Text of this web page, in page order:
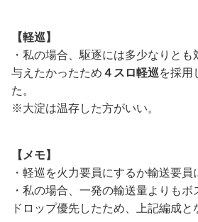
【軽巡】
・私の場合、駆逐には多少なりとも
与えたかったため ４スロ軽巡を採用
た。
※大淀は温存した方がいい。
【メモ】
・軽巡を火力要員にするか輸送要員
・私の場合、一発の輸送量よりも
ドロップ優先したため、上記編成と